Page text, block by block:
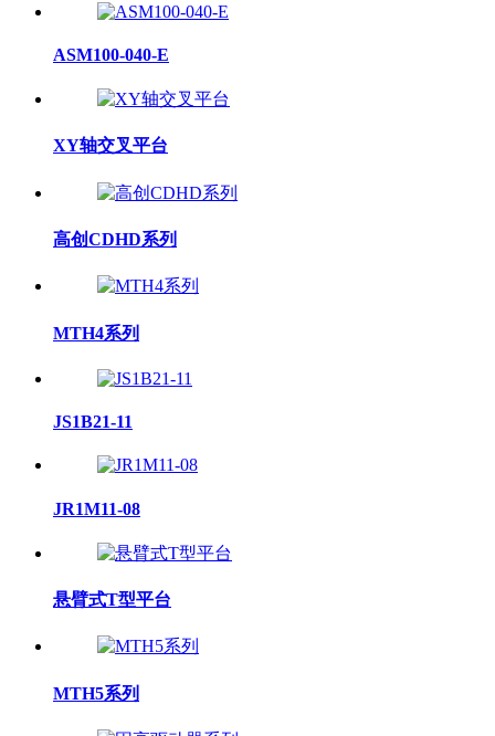
ASM100-040-E
XY轴交叉平台
高创CDHD系列
MTH4系列
JS1B21-11
JR1M11-08
悬臂式T型平台
MTH5系列